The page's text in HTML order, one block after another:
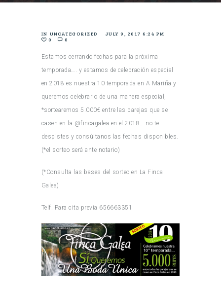
IN UNCATEGORIZED
JULY 9, 2017 6:24 PM
0
0
Estamos cerrando fechas para la próxima
temporada…. y estamos de celebración especial
en 2018 es nuestra 10 temporada en A Mariña y
queremos celebrarlo de una manera especial,
*sortearemos 5.000€ entre las parejas que se
casen en la @fincagalea en el 2018… no te
despistes y consúltanos las fechas disponibles.
(*el sorteo será ante notario)
(*Consulta las bases del sorteo en La Finca
Galea)
Telf. Para cita previa 656663351